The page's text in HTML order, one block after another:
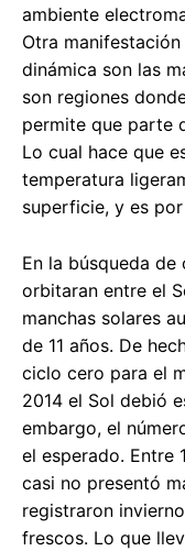
ambiente
Otra
dinámica son las
son regiones
permite que parte
Lo cual hace que
temperatura
superficie, y es
En la búsqueda
orbitaran entre el
manchas solares
de 11 años. De
ciclo cero para el
2014 el Sol debió
embargo, el
el esperado. Entre
casi no presentó
registraron
frescos. Lo que